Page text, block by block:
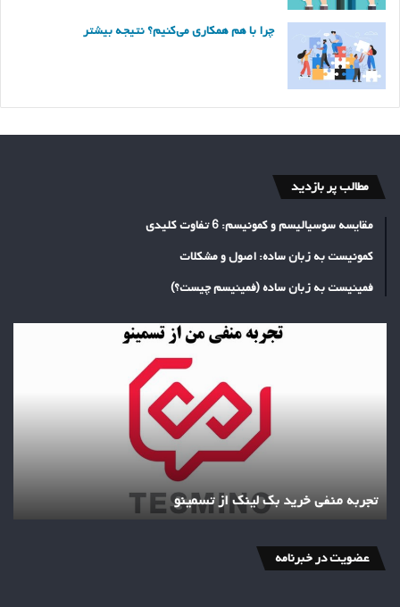
چرا با هم همکاری می‌کنیم؟ نتیجه بیشتر
مطالب پر بازدید
مقایسه سوسیالیسم و کمونیسم: 6 تفاوت کلیدی
کمونیست به زبان ساده: اصول و مشکلات
فمینیست به زبان ساده (فمینیسم چیست؟)
تجربه منفی خرید بک لینک از تسمینو
عضویت در خبرنامه